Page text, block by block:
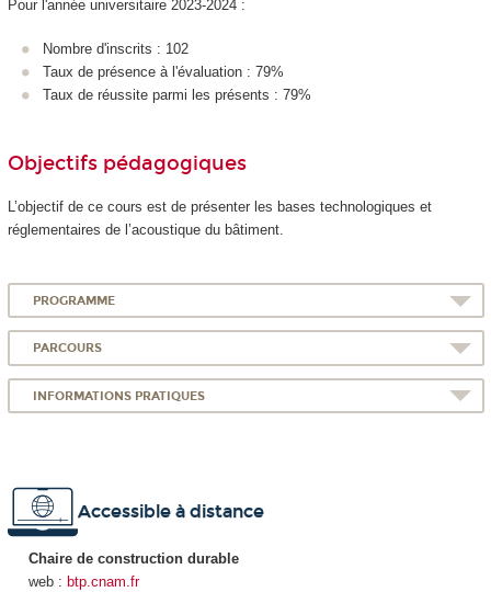
Pour l'année universitaire 2023-2024 :
Nombre d'inscrits : 102
Taux de présence à l'évaluation : 79%
Taux de réussite parmi les présents : 79%
Objectifs pédagogiques
L’objectif de ce cours est de présenter les bases technologiques et
réglementaires de l’acoustique du bâtiment.
PROGRAMME
PARCOURS
INFORMATIONS PRATIQUES
Accessible à distance
Chaire de construction durable
web : btp.cnam.fr